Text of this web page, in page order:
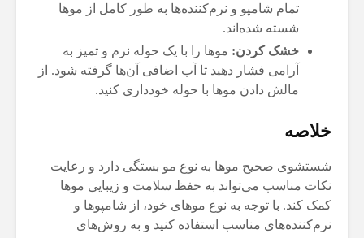
تمام شامپو و نرم‌کننده‌ها به طور کامل از موها
شسته شده‌اند.
خشک کردن: موها را با یک حوله نرم و تمیز به
آرامی فشار دهید تا آب اضافی آن‌ها گرفته شود. از
مالش دادن موها با حوله خودداری کنید.
خلاصه
شستشوی صحیح موها به نوع مو بستگی دارد و رعایت
نکات مناسب می‌تواند به حفظ سلامت و زیبایی موها
کمک کند. با توجه به نوع موهای خود، از شامپوها و
نرم‌کننده‌های مناسب استفاده کنید و به روش‌های